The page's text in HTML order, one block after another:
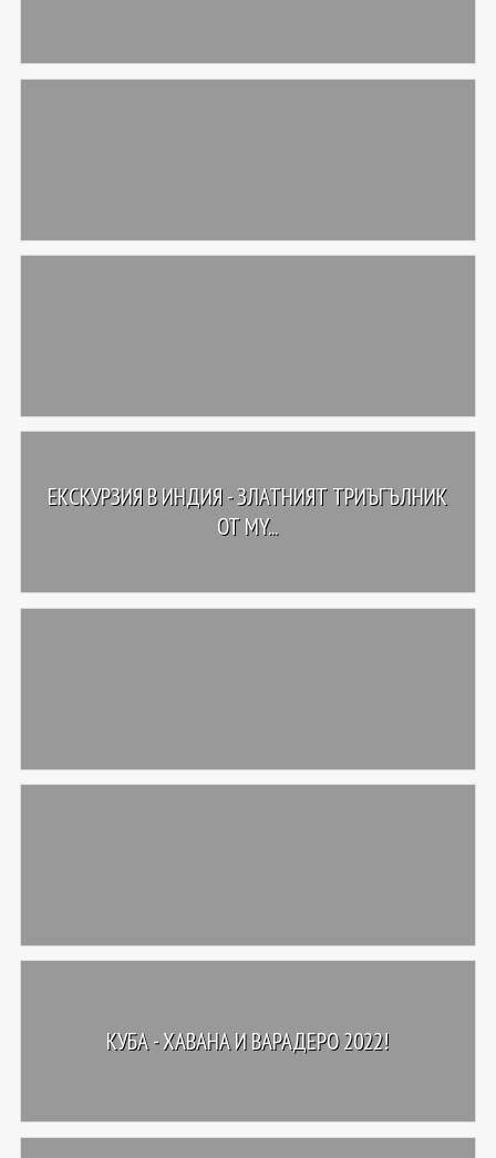
ЕКСКУРЗИЯ В ИНДИЯ - ЗЛАТНИЯТ ТРИЪГЪЛНИК
ОТ MY...
КУБА - ХАВАНА И ВАРАДЕРО 2022!